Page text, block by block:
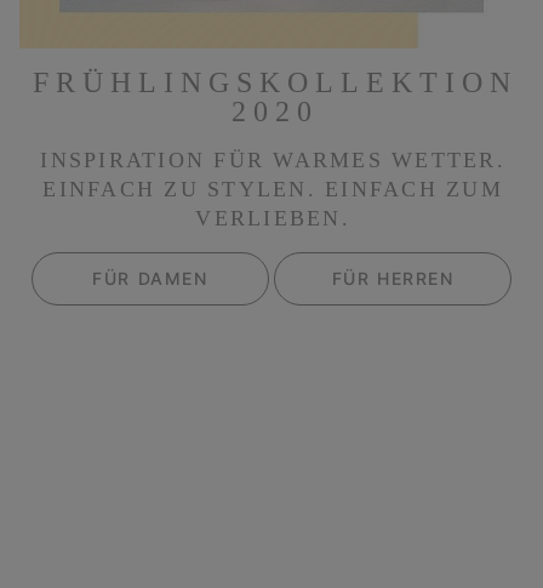
FRÜHLINGSKOLLEKTION
2020
INSPIRATION FÜR WARMES WETTER.
EINFACH ZU STYLEN. EINFACH ZUM
VERLIEBEN.
FÜR DAMEN FÜR HERREN